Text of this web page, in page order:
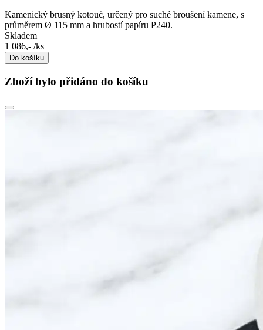
Kamenický brusný kotouč, určený pro suché broušení kamene, s
průměrem Ø 115 mm a hrubostí papíru P240.
Skladem
1 086,- /ks
Do košíku
Zboží bylo přidáno do košíku